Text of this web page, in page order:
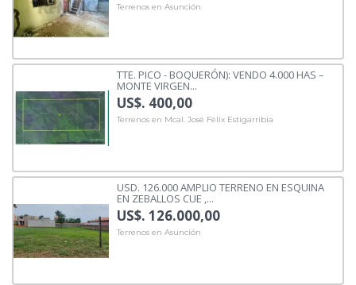
Terrenos en Asunción
TTE. PICO - BOQUERÓN): VENDO 4.000 HAS –
MONTE VIRGEN...
US$. 400,00
Terrenos en Mcal. José Félix Estigarribia
USD. 126.000 AMPLIO TERRENO EN ESQUINA
EN ZEBALLOS CUE ,...
US$. 126.000,00
Terrenos en Asunción